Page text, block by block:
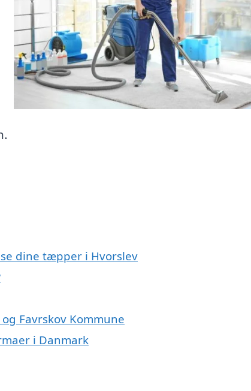
dine tæpper i Hvorslev
Favrskov Kommune
i Danmark